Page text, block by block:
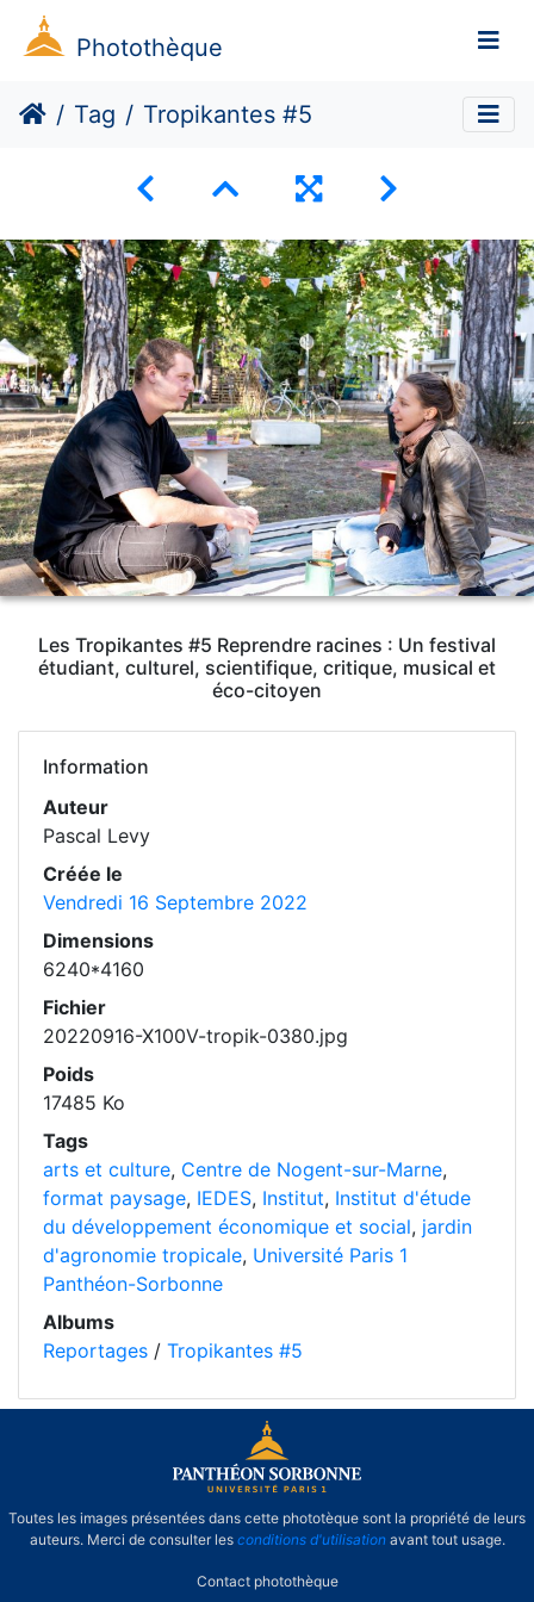
Photothèque
Tag Tropikantes #5
Les Tropikantes #5 Reprendre racines : Un festival
étudiant, culturel, scientifique, critique, musical et
éco-citoyen
Information
Auteur
Pascal Levy
Créée le
Vendredi 16 Septembre 2022
Dimensions
6240*4160
Fichier
20220916-X100V-tropik-0380.jpg
Poids
17485 Ko
Tags
arts et culture, Centre de Nogent-sur-Marne,
format paysage, IEDES, Institut, Institut d'étude
du développement économique et social, jardin
d'agronomie tropicale, Université Paris 1
Panthéon-Sorbonne
Albums
Reportages / Tropikantes #5
Toutes les images présentées dans cette phototèque sont la propriété de leurs
auteurs. Merci de consulter les conditions d'utilisationavant tout usage.
Contact photothèque